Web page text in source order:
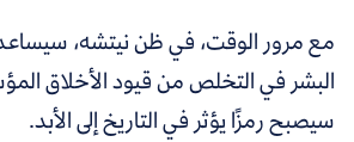
مع مرور الوقت، في ظن نيتشه، سيساعد
البشر في التخلص من قيود الأخلاق
سيصبح رمزًا يؤثر في التاريخ إلى الأبد.